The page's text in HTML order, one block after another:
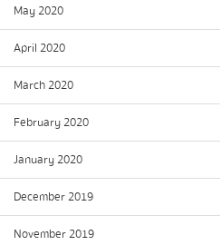
May 2020
April 2020
March 2020
February 2020
January 2020
December 2019
November 2019